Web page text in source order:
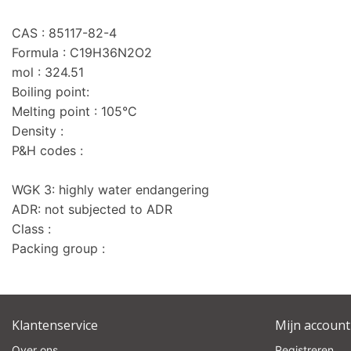
CAS : 85117-82-4
Formula : C19H36N2O2
mol : 324.51
Boiling point:
Melting point : 105°C
Density :
P&H codes :
WGK 3: highly water endangering
ADR: not subjected to ADR
Class :
Packing group :
Klantenservice Mijn account